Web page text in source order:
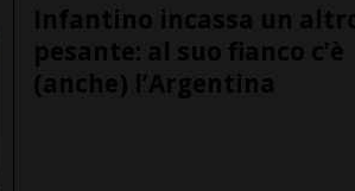
Infantino incassa un
pesante: al suo fianco c’è
(anche) l’Argentina